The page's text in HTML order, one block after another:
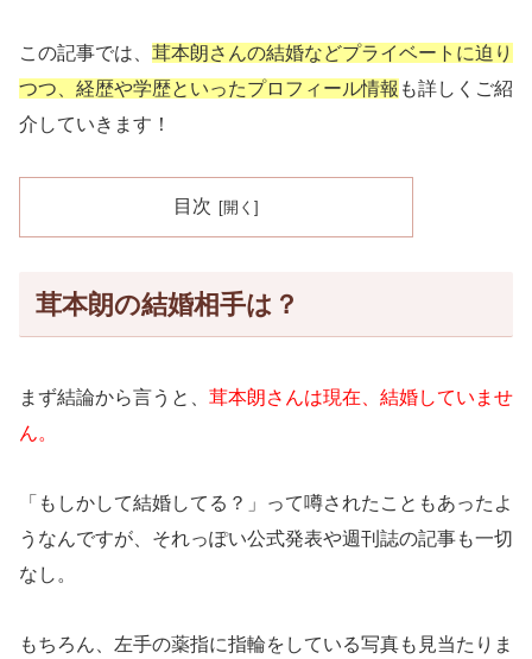
この記事では、 茸本朗さんの結婚などプライベートに迫り
つつ、経歴や学歴といったプロフィール情報 も詳しくご紹
介していきます！
目次
茸本朗の結婚相手は？
まず結論から言うと、 茸本朗さんは現在、結婚していませ
ん。
「もしかして結婚してる？」って噂されたこともあったよ
うなんですが、それっぽい公式発表や週刊誌の記事も一切
なし。
もちろん、左手の薬指に指輪をしている写真も見当たりま